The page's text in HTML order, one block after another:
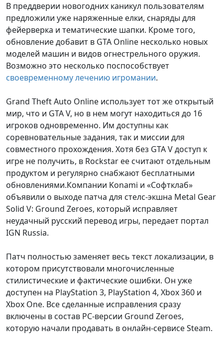
В преддверии новогодних каникул пользователям
предложили уже наряженные елки, снаряды для
фейерверка и тематические шапки. Кроме того,
обновление добавит в GTA Online несколько новых
моделей машин и видов огнестрельного оружия.
Возможно это несколько поспособствует
своевременному лечению игромании.
Grand Theft Auto Online использует тот же открытый
мир, что и GTA V, но в нем могут находиться до 16
игроков одновременно. Им доступны как
соревновательные задания, так и миссии для
совместного прохождения. Хотя без GTA V доступ к
игре не получить, в Rockstar ее считают отдельным
продуктом и регулярно снабжают бесплатными
обновлениями.Компании Konami и «Cофтклаб»
объявили о выходе патча для стелс-экшна Metal Gear
Solid V: Ground Zeroes, который исправляет
неудачный русский перевод игры, передает портал
IGN Russia.
Патч полностью заменяет весь текст локализации, в
котором присутствовали многочисленные
стилистические и фактические ошибки. Он уже
доступен на PlayStation 3, PlayStation 4, Xbox 360 и
Xbox One. Все сделанные исправления сразу
включены в состав PC-версии Ground Zeroes,
которую начали продавать в онлайн-сервисе Steam.